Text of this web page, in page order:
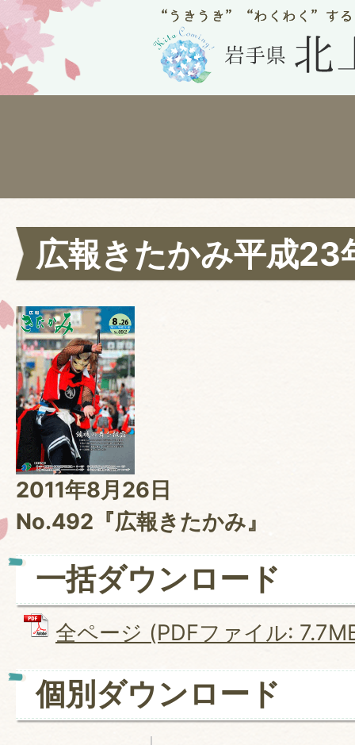
広報きたかみ平成
2011年8月26日
No.492『広報きたかみ』
一括ダウンロード
全ページ (PDFファイル:
個別ダウンロード